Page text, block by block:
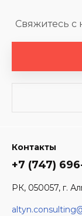
Свяжитесь с
Контакты
+7 (747)
РК, 050057, г.